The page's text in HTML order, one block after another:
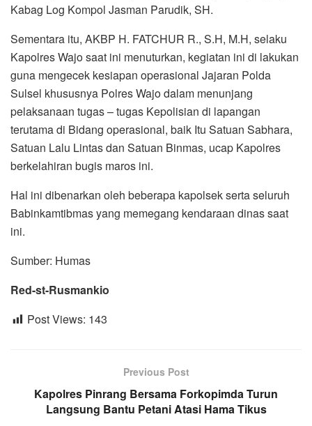
Kabag Log Kompol Jasman Parudik, SH.
Sementara itu, AKBP H. FATCHUR R., S.H, M.H, selaku
Kapolres Wajo saat ini menuturkan, kegiatan ini di lakukan
guna mengecek kesiapan operasional Jajaran Polda
Sulsel khususnya Polres Wajo dalam menunjang
pelaksanaan tugas – tugas Kepolisian di lapangan
terutama di Bidang operasional, baik Itu Satuan Sabhara,
Satuan Lalu Lintas dan Satuan Binmas, ucap Kapolres
berkelahiran bugis maros ini.
Hal ini dibenarkan oleh beberapa kapolsek serta seluruh
Babinkamtibmas yang memegang kendaraan dinas saat
ini.
Sumber: Humas
Red-st-Rusmankio
Post Views: 143
Previous Post
Kapolres Pinrang Bersama Forkopimda Turun
Langsung Bantu Petani Atasi Hama Tikus